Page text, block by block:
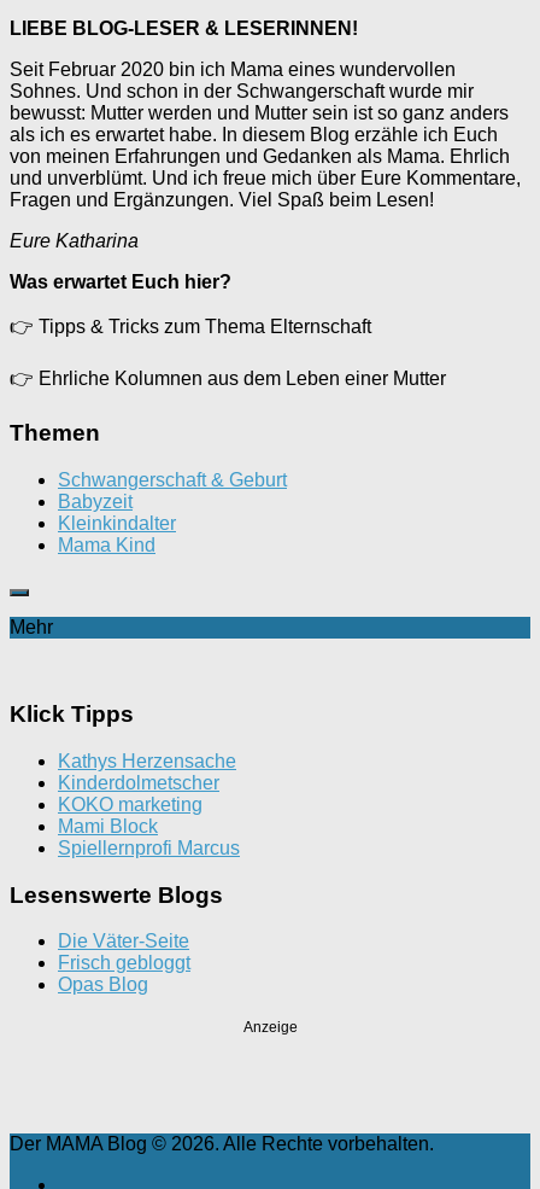
LIEBE BLOG-LESER & LESERINNEN!
Seit Februar 2020 bin ich Mama eines wundervollen
Sohnes. Und schon in der Schwangerschaft wurde mir
bewusst: Mutter werden und Mutter sein ist so ganz anders
als ich es erwartet habe. In diesem Blog erzähle ich Euch
von meinen Erfahrungen und Gedanken als Mama. Ehrlich
und unverblümt. Und ich freue mich über Eure Kommentare,
Fragen und Ergänzungen. Viel Spaß beim Lesen!
Eure Katharina
Was erwartet Euch hier?
👉 Tipps & Tricks zum Thema Elternschaft
👉 Ehrliche Kolumnen aus dem Leben einer Mutter
Themen
Schwangerschaft & Geburt
Babyzeit
Kleinkindalter
Mama Kind
Mehr
Klick Tipps
Kathys Herzensache
Kinderdolmetscher
KOKO marketing
Mami Block
Spiellernprofi Marcus
Lesenswerte Blogs
Die Väter-Seite
Frisch gebloggt
Opas Blog
Anzeige
Der MAMA Blog © 2026. Alle Rechte vorbehalten.